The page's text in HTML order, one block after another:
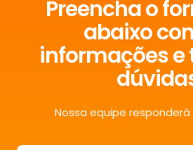
Preencha o
abaixo
informações e
Nossa equipe